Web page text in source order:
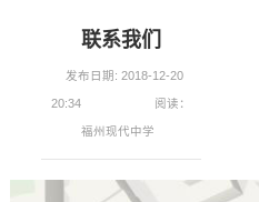
联系我们
发布日期: 2018-12-20
20:34 阅读：
福州现代中学